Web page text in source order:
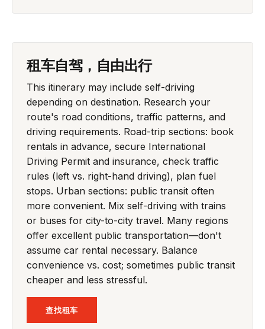
租车自驾，自由出行
This itinerary may include self-driving
depending on destination. Research your
route's road conditions, traffic patterns, and
driving requirements. Road-trip sections: book
rentals in advance, secure International
Driving Permit and insurance, check traffic
rules (left vs. right-hand driving), plan fuel
stops. Urban sections: public transit often
more convenient. Mix self-driving with trains
or buses for city-to-city travel. Many regions
offer excellent public transportation—don't
assume car rental necessary. Balance
convenience vs. cost; sometimes public transit
cheaper and less stressful.
查找租车